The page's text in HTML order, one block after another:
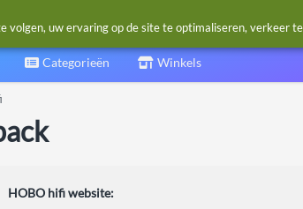
Categorieën Winkels
HOBO hifi website:
volgen, uw ervaring op de site te optimaliseren, verkeer